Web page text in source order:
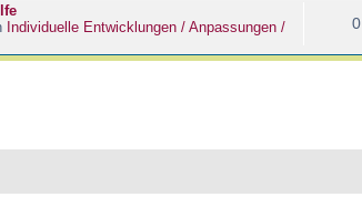
Individuelle Entwicklungen / Anpassungen /
0